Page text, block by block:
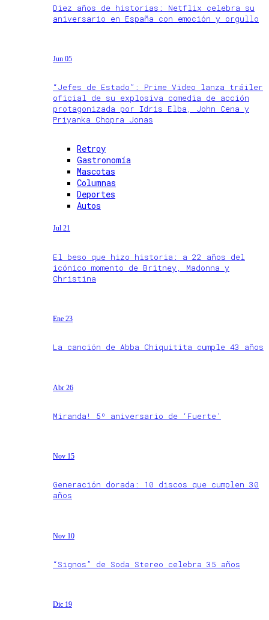
Diez años de historias: Netflix celebra su
aniversario en España con emoción y orgullo
Jun 05
“Jefes de Estado”: Prime Video lanza tráiler
oficial de su explosiva comedia de acción
protagonizada por Idris Elba, John Cena y
Priyanka Chopra Jonas
Retroy
Gastronomía
Mascotas
Columnas
Deportes
Autos
Jul 21
El beso que hizo historia: a 22 años del
icónico momento de Britney, Madonna y
Christina
Ene 23
La canción de Abba Chiquitita cumple 43 años
Abr 26
Miranda! 5º aniversario de ‘Fuerte’
Nov 15
Generación dorada: 10 discos que cumplen 30
años
Nov 10
“Signos” de Soda Stereo celebra 35 años
Dic 19